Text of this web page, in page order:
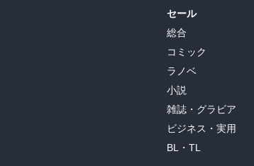
セール
総合
コミック
ラノベ
小説
雑誌・グラビア
ビジネス・実用
BL・TL